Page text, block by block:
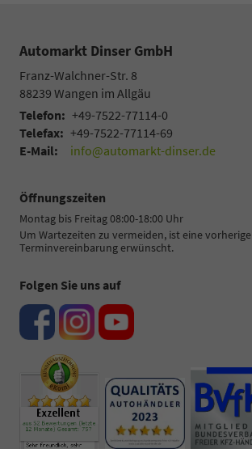
Automarkt Dinser GmbH
Franz-Walchner-Str. 8
88239 Wangen im Allgäu
Telefon: +49-7522-77114-0
Telefax: +49-7522-77114-69
E-Mail:
info@automarkt-dinser.de
Öffnungszeiten
Montag bis Freitag 08:00-18:00 Uhr
Um Wartezeiten zu vermeiden, ist eine vorherige
Terminvereinbarung erwünscht.
Folgen Sie uns auf